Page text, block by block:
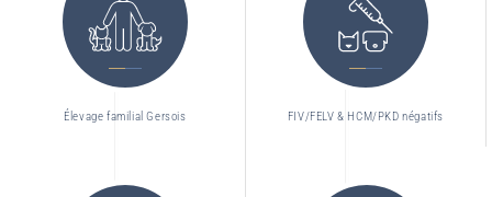
Élevage familial Gersois FIV/FELV & HCM/PKD négatifs